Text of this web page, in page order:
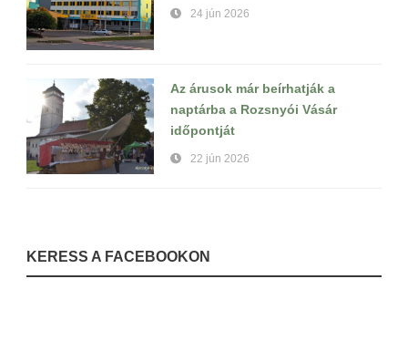
24 jún 2026
Az árusok már beírhatják a
naptárba a Rozsnyói Vásár
időpontját
22 jún 2026
KERESS A FACEBOOKON